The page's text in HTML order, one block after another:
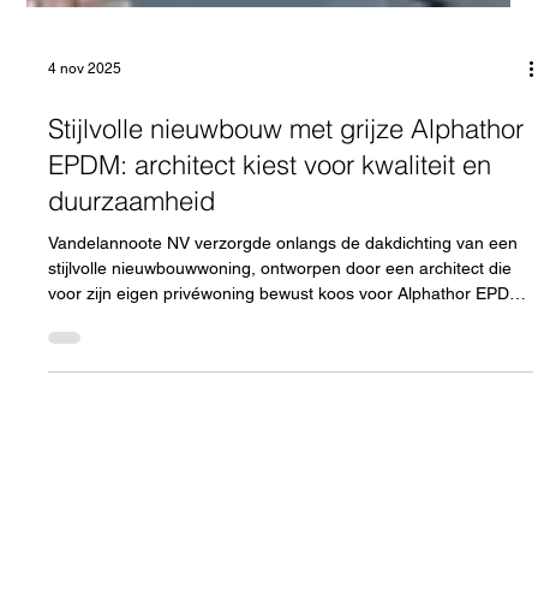
4 nov 2025
Stijlvolle nieuwbouw met grijze Alphathor
EPDM: architect kiest voor kwaliteit en
duurzaamheid
Vandelannoote NV verzorgde onlangs de dakdichting van een
voor zijn eigen privéwoning bewust koos voor Alphathor EPDM.